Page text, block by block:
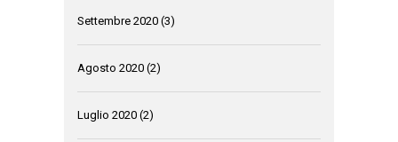
Settembre 2020 (3)
Agosto 2020 (2)
Luglio 2020 (2)